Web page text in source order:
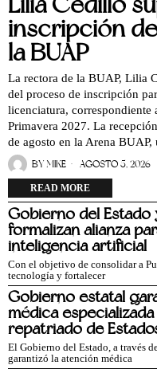
inscripción
la BUAP
La rectora de la BUAP, Lilia
del proceso de inscripción
licenciatura,
Primavera 2027. La
de agosto en la Arena
BYMIKE AGOSTO 5, 2026
READ MORE
Gobierno del
formalizan alianza
inteligencia artificial
Con el objetivo de consolidar a
tecnología y fortalecer
Gobierno estatal
médica
repatriado de
El Gobierno del Estado, a través
garantizó la atención médica